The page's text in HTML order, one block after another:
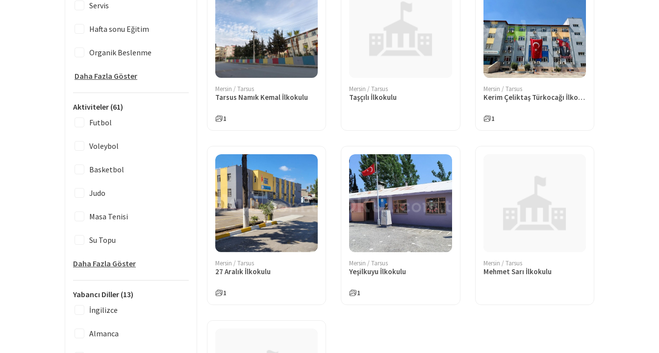
Servis
Hafta sonu Eğitim
Organik Beslenme
Daha Fazla Göster
Aktiviteler (61)
Futbol
Voleybol
Basketbol
Judo
Masa Tenisi
Su Topu
Daha Fazla Göster
Yabancı Diller (13)
İngilizce
Almanca
Mersin / Tarsus
Tarsus Namık Kemal İlkokulu
1
Mersin / Tarsus
Taşçılı İlkokulu
Mersin / Tarsus
Kerim Çeliktaş Türkocağı İlkokulu
1
Mersin / Tarsus
27 Aralık İlkokulu
1
Mersin / Tarsus
Yeşilkuyu İlkokulu
1
Mersin / Tarsus
Mehmet Sarı İlkokulu